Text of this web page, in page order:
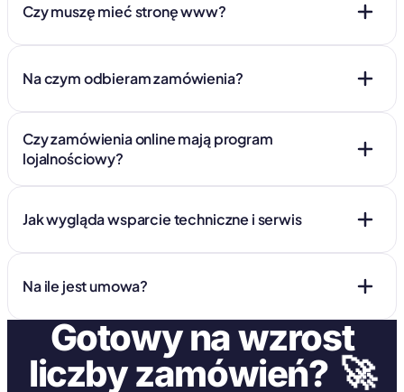
Czy muszę mieć stronę www?
Na czym odbieram zamówienia?
Czy zamówienia online mają program
lojalnościowy?
Jak wygląda wsparcie techniczne i serwis
Na ile jest umowa?
Gotowy na wzrost
liczby zamówień? 🚀